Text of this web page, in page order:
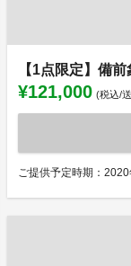
【1点限定】備
¥121,000 (税込/
ご提供予定時期：